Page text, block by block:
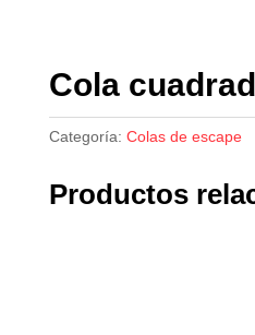
Cola
Categoría: Colas de escape
Productos